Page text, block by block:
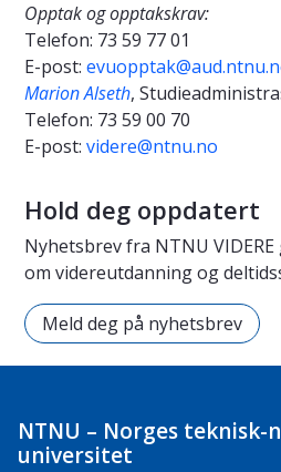
Opptak og opptakskrav:
Telefon: 73 59 77 01
E-post:
Marion Alseth,
Telefon: 73 59 00 70
E-post: videre@ntnu.no
Hold deg oppdatert
Nyhetsbrev fra NTNU
om videreutdanning og
Meld deg på nyhetsbrev
NTNU – Norges
universitet